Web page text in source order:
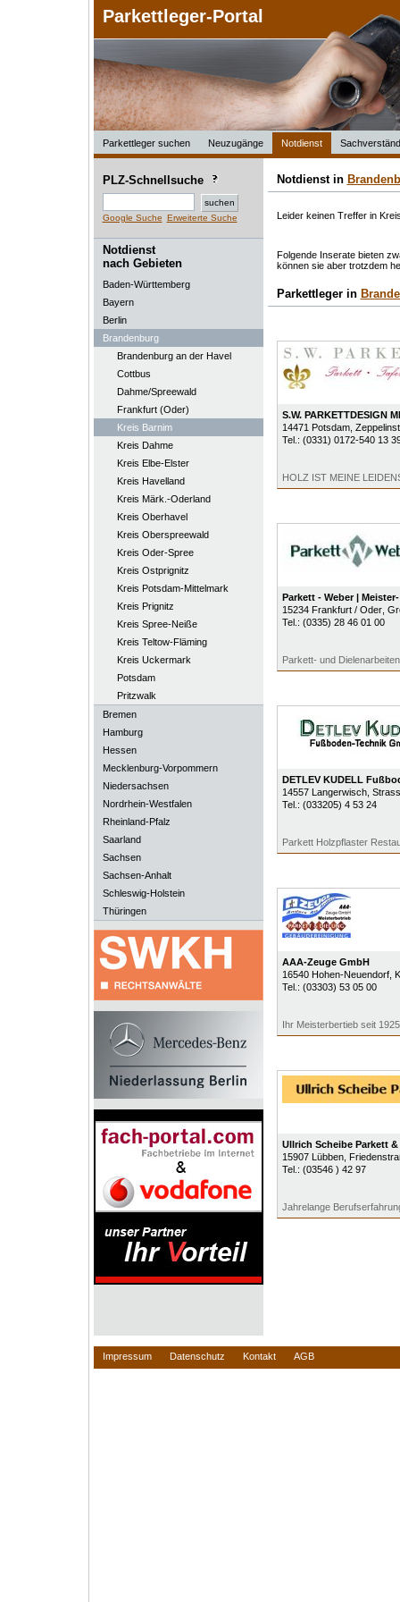
Parkettleger-Portal
Parkettleger suchen Neuzugänge Notdienst
PLZ-Schnellsuche
Google Suche Erweiterte Suche
Notdienst
nach Gebieten
Baden-Württemberg
Bayern
Berlin
Brandenburg
Brandenburg an der Havel
Cottbus
Dahme/Spreewald
Frankfurt (Oder)
Kreis Barnim
Kreis Dahme
Kreis Elbe-Elster
Kreis Havelland
Kreis Märk.-Oderland
Kreis Oberhavel
Kreis Oberspreewald
Kreis Oder-Spree
Kreis Ostprignitz
Kreis Potsdam-Mittelmark
Kreis Prignitz
Kreis Spree-Neiße
Kreis Teltow-Fläming
Kreis Uckermark
Potsdam
Pritzwalk
Bremen
Hamburg
Hessen
Mecklenburg-Vorpommern
Niedersachsen
Nordrhein-Westfalen
Rheinland-Pfalz
Saarland
Sachsen
Sachsen-Anhalt
Schleswig-Holstein
Thüringen
Notdienst in
Leider keinen Treffer in
Folgende Inserate bieten
können sie aber trotzdem
Parkettleger in
S.W. PARKETTDESIGN
14471 Potsdam,
Tel.: (0331) 0172-540 13
HOLZ IST MEINE
Parkett - Weber |
15234 Frankfurt / Oder,
Tel.: (0335) 28 46 01 00
Parkett- und
DETLEV KUDELL
14557 Langerwisch,
Tel.: (033205) 4 53 24
Parkett Holzpflaster
AAA-Zeuge GmbH
16540 Hohen-Neuendorf,
Tel.: (03303) 53 05 00
Ihr Meisterbertieb seit 1925
Ullrich Scheibe Parkett
15907 Lübben,
Tel.: (03546 ) 42 97
Jahrelange
Impressum Datenschutz Kontakt AGB